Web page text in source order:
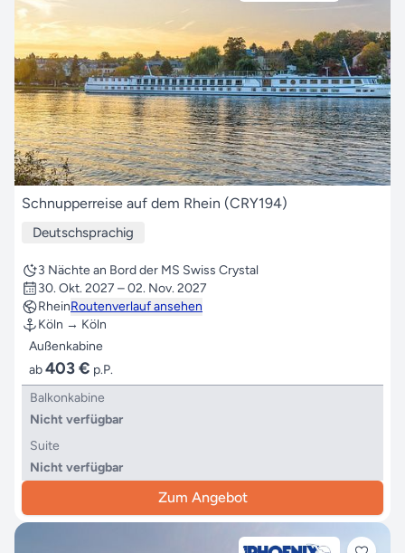
Schnupperreise auf dem Rhein (CRY194)
Deutschsprachig
3 Nächte an Bord der MS Swiss Crystal
30. Okt. 2027 – 02. Nov. 2027
RheinRoutenverlauf ansehen
Köln → Köln
Außenkabine
ab403 € p.P.
Balkonkabine
Nicht verfügbar
Suite
Nicht verfügbar
Zum Angebot